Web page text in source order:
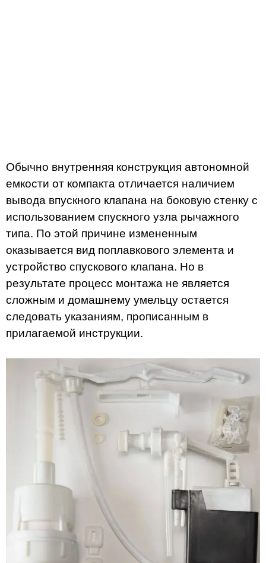
Обычно внутренняя конструкция автономной
емкости от компакта отличается наличием
вывода впускного клапана на боковую стенку с
использованием спускного узла рычажного
типа. По этой причине измененным
оказывается вид поплавкового элемента и
устройство спускового клапана. Но в
результате процесс монтажа не является
сложным и домашнему умельцу остается
следовать указаниям, прописанным в
прилагаемой инструкции.